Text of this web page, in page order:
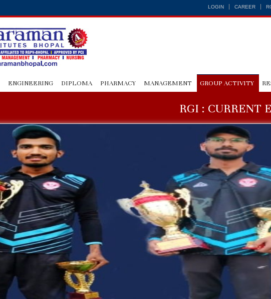
LOGIN CAREER
ENGINEERING DIPLOMA PHARMACY MANAGEMENT GROUP ACTIVITY
RGI : CURRENT